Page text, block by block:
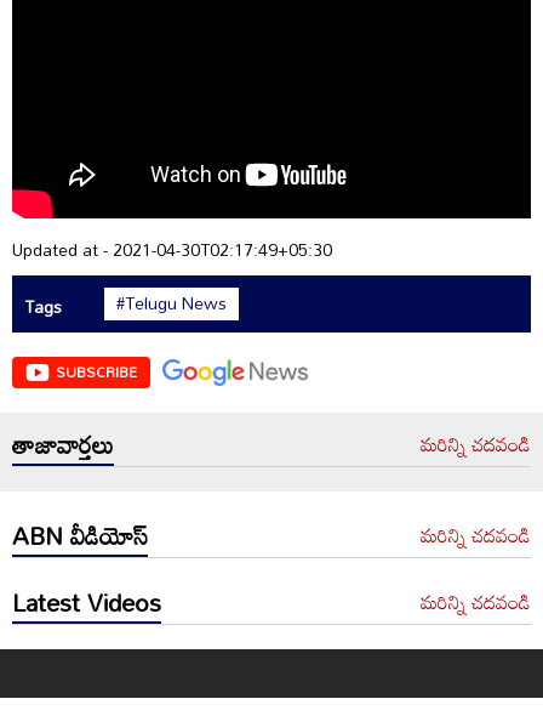
Updated at - 2021-04-30T02:17:49+05:30
Tags
#Telugu News
SUBSCRIBE
తాజావార్తలు మరిన్ని చదవండి
ABN వీడియోస్ మరిన్ని చదవండి
Latest Videos మరిన్ని చదవండి